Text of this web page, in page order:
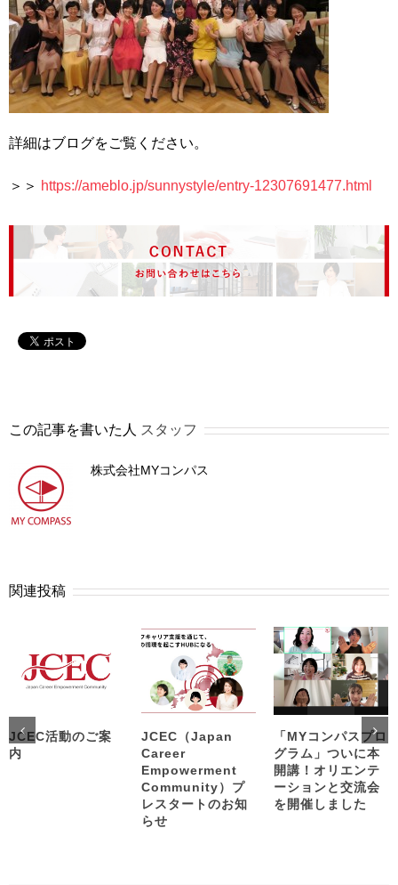
詳細はブログをご覧ください。
＞＞ https://ameblo.jp/sunnystyle/entry-12307691477.html
この記事を書いた人 スタッフ
株式会社MYコンパス
関連投稿
JCEC活動のご案
内
JCEC（Japan
Career
Empowerment
Community）プ
レスタートのお知
らせ
「MYコンパスプロ
グラム」ついに本
開講！オリエンテ
ーションと交流会
を開催しました